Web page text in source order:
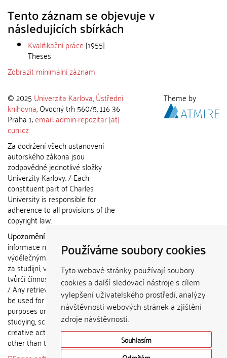
Používáme soubory cookies
Tyto webové stránky používají soubory
cookies a další sledovací nástroje s cílem
vylepšení uživatelského prostředí, analýzy
návštěvnosti webových stránek a zjištění
zdroje návštěvnosti.
Souhlasím
Tento záznam se objevuje v
následujících sbírkách
Kvalifikační práce [1955]
Theses
Zobrazit minimální záznam
© 2025 Univerzita Karlova,Ústřední
knihovna, Ovocný trh 560/5, 116 36
Praha 1;email: admin-repozitar [at]
cuni.cz
Za dodržení všech ustanovení
autorského zákona jsou
zodpovědné jednotlivé složky
Univerzity Karlovy. / Each
constituent part of Charles
University is responsible for
adherence to all provisions of the
copyright law.
Upozornění / Notice:
informace nemohou být použity k
výdělečným účelům nebo vydávány
za studijní, vědeckou nebo jinou
tvůrčí činnost jiné osoby než autora.
/ Any retrieved information shall not
be used for any commercial
purposes or claimed as results of
studying, scientific or any other
creative activities of any person
other than the author.
Theme by